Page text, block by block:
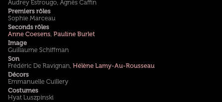
Audrey Estrougo, Agnès Caffin
Premiers rôles
Sophie Marceau
Seconds rôles
Anne Coesens, Pauline Burlet
Image
Guillaume Schiffman
Son
Frédéric De Ravignan, Hélène Lamy-Au-Rousseau
Décors
Emmanuelle Cuillery
Costumes
Hyat Luszpinski